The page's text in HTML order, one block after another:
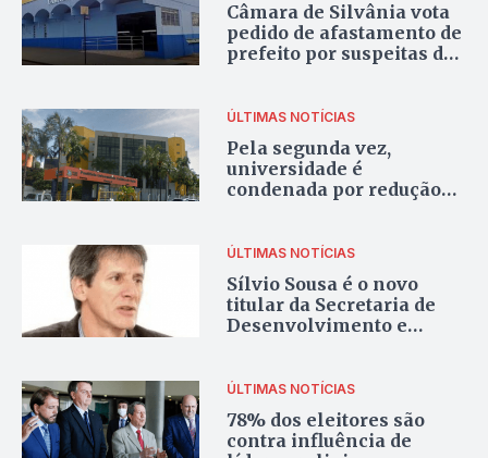
Câmara de Silvânia vota
pedido de afastamento de
prefeito por suspeitas de
ÚLTIMAS NOTÍCIAS
Pela segunda vez,
universidade é
condenada por redução
ÚLTIMAS NOTÍCIAS
Sílvio Sousa é o novo
titular da Secretaria de
Desenvolvimento e
ÚLTIMAS NOTÍCIAS
78% dos eleitores são
contra influência de